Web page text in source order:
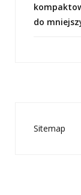
do
Sitemap